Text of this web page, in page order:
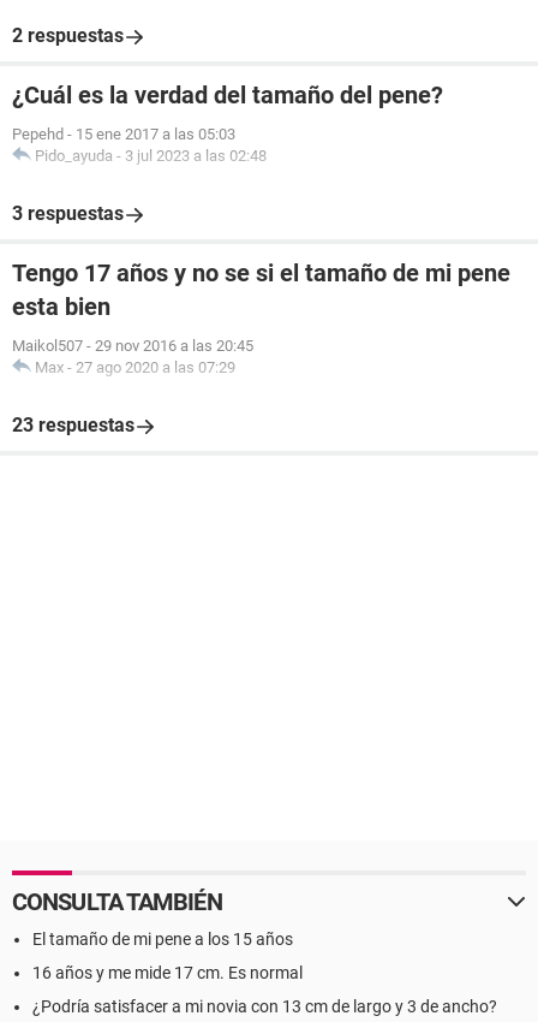
2 respuestas
¿Cuál es la verdad del tamaño del pene?
Pepehd - 15 ene 2017 a las 05:03
Pido_ayuda - 3 jul 2023 a las 02:48
3 respuestas
Tengo 17 años y no se si el tamaño de mi pene
esta bien
Maikol507 - 29 nov 2016 a las 20:45
Max - 27 ago 2020 a las 07:29
23 respuestas
CONSULTA TAMBIÉN
El tamaño de mi pene a los 15 años
16 años y me mide 17 cm. Es normal
¿Podría satisfacer a mi novia con 13 cm de largo y 3 de ancho?